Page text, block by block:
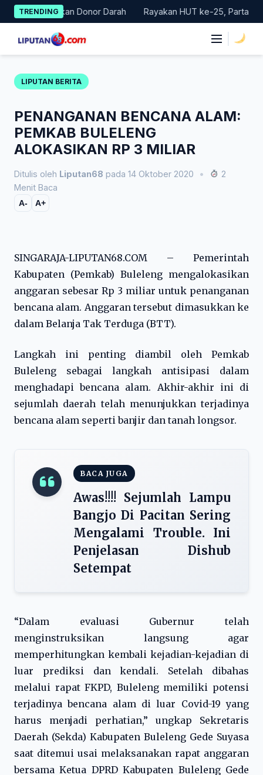
Skip
to
content
TRENDING
Gerakan Donor Darah Rayakan HUT ke-25, Partai
LIPUTAN BERITA
PENANGANAN BENCANA ALAM:
PEMKAB BULELENG
ALOKASIKAN RP 3 MILIAR
Ditulis oleh Liputan68 pada 14 Oktober 2020 •
2
Menit Baca
A- A+
SINGARAJA-LIPUTAN68.COM – Pemerintah
Kabupaten (Pemkab) Buleleng mengalokasikan
anggaran sebesar Rp 3 miliar untuk penanganan
bencana alam. Anggaran tersebut dimasukkan ke
dalam Belanja Tak Terduga (BTT).
Langkah ini penting diambil oleh Pemkab
Buleleng sebagai langkah antisipasi dalam
menghadapi bencana alam. Akhir-akhir ini di
sejumlah daerah telah menunjukkan terjadinya
bencana alam seperti banjir dan tanah longsor.
BACA JUGA
Awas!!!! Sejumlah Lampu
Bangjo Di Pacitan Sering
Mengalami Trouble. Ini
Penjelasan Dishub
Setempat
“Dalam evaluasi Gubernur telah
menginstruksikan langsung agar
memperhitungkan kembali kejadian-kejadian di
luar prediksi dan kendali. Setelah dibahas
melalui rapat FKPD, Buleleng memiliki potensi
terjadinya bencana alam di luar Covid-19 yang
harus menjadi perhatian,” ungkap Sekretaris
Daerah (Sekda) Kabupaten Buleleng Gede Suyasa
saat ditemui usai melaksanakan rapat anggaran
bersama Ketua DPRD Kabupaten Buleleng Gede